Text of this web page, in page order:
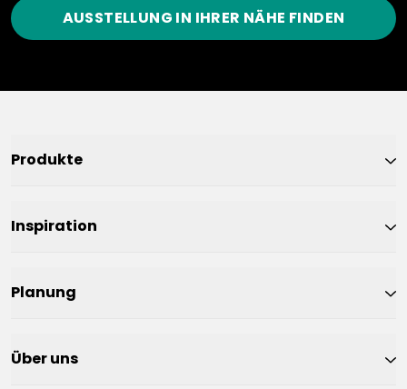
AUSSTELLUNG IN IHRER NÄHE FINDEN
Produkte
Inspiration
Planung
Über uns